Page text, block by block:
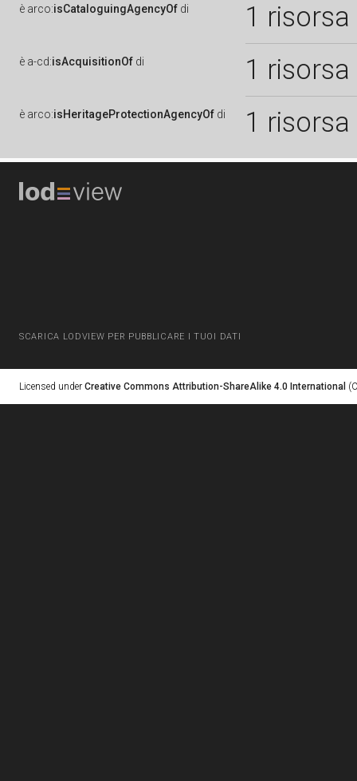
è arco:isCataloguingAgencyOf di 1 risorsa
è a-cd:isAcquisitionOf di 1 risorsa
è arco:isHeritageProtectionAgencyOf di 1 risorsa
SCARICA LODVIEW PER PUBBLICARE I TUOI DATI
Licensed under Creative Commons Attribution-ShareAlike 4.0 International